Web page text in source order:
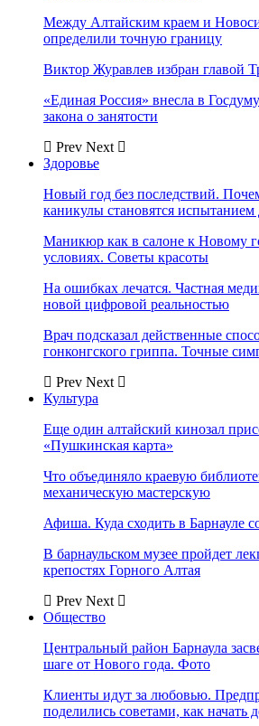
Между Алтайским краем и
определили точную границу
Виктор Журавлев избран главой
«Единая Россия» внесла в
закона о занятости
Prev Next
Здоровье
Новый год без последствий.
каникулы становятся
Маникюр как в салоне к Новому
условиях. Советы красоты
На ошибках лечатся. Частная
новой цифровой реальностью
Врач подсказал действенные
гонконгского гриппа. Точные
Prev Next
Культура
Еще один алтайский кинозал
«Пушкинская карта»
Что объединяло краевую
механическую мастерскую
Афиша. Куда сходить в Барнауле
В барнаульском музее пройдет
крепостях Горного Алтая
Prev Next
Общество
Центральный район Барнаула
шаге от Нового года. Фото
Клиенты идут за любовью.
поделились советами, как начать